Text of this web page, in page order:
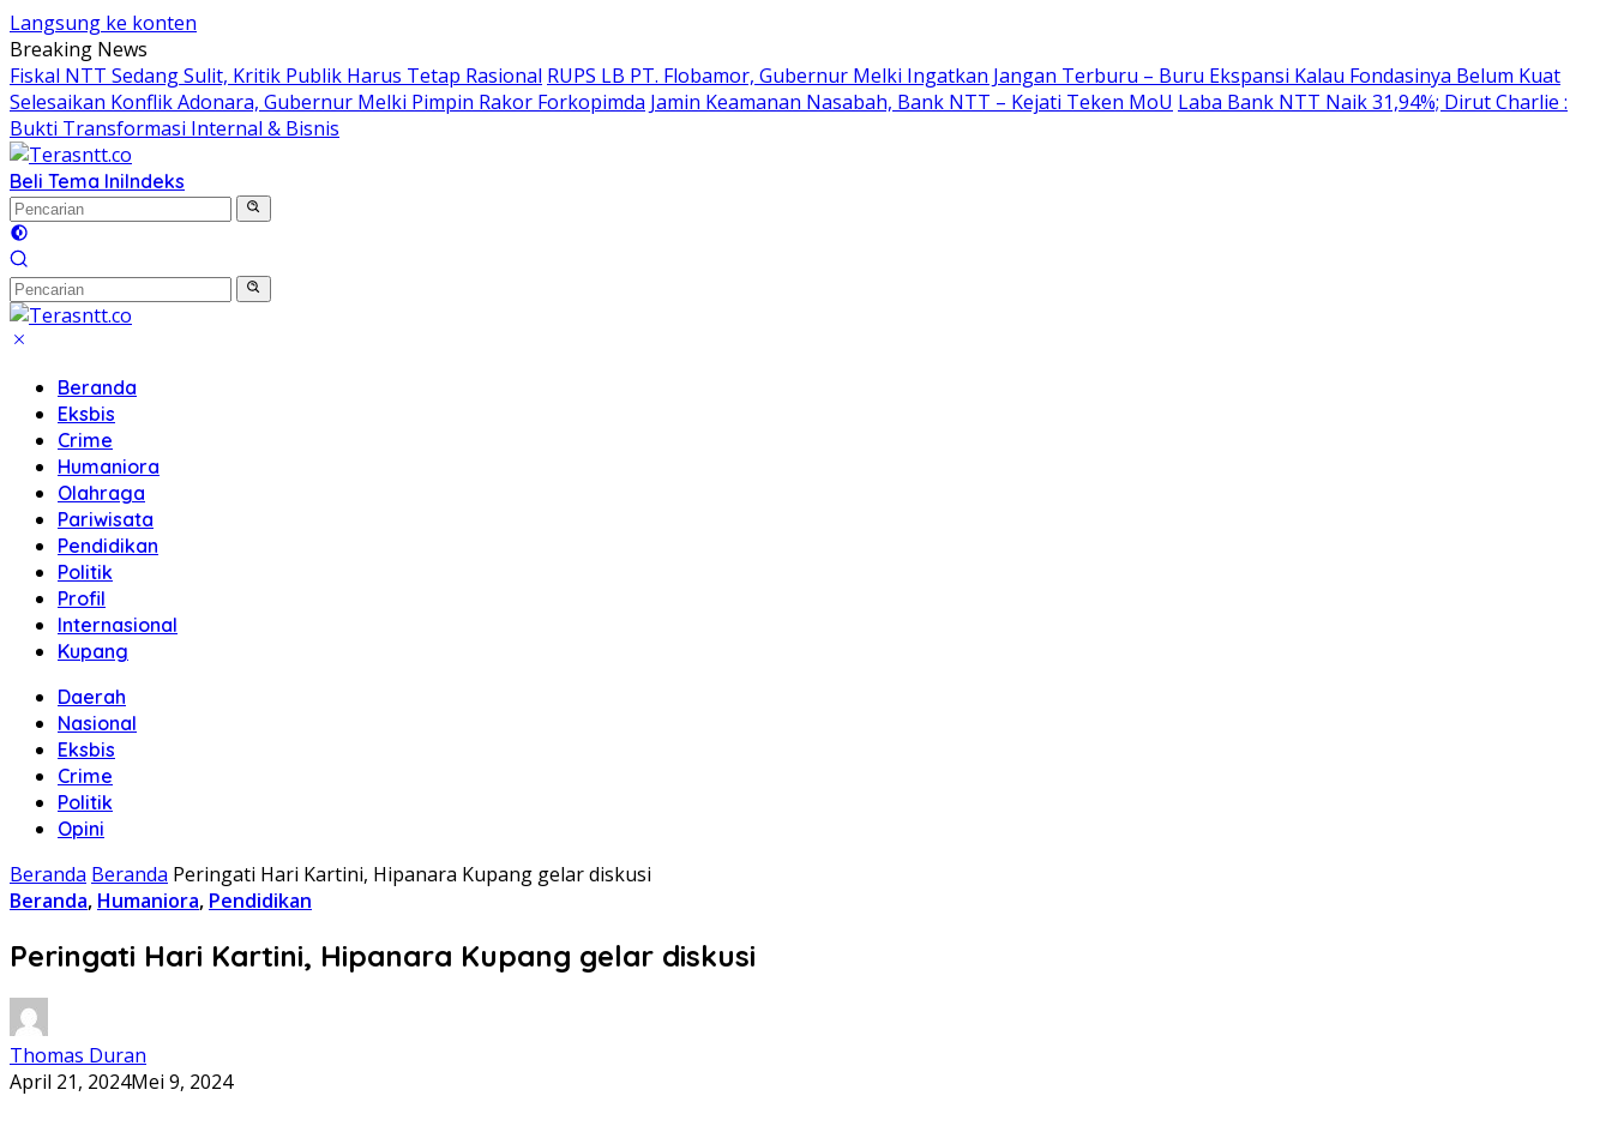
Langsung ke konten
Breaking News
Fiskal NTT Sedang Sulit, Kritik Publik Harus Tetap Rasional RUPS LB PT. Flobamor, Gubernur Melki Ingatkan Jangan Terburu – Buru Ekspansi Kalau Fondasinya Belum Kuat
Selesaikan Konflik Adonara, Gubernur Melki Pimpin Rakor Forkopimda Jamin Keamanan Nasabah, Bank NTT – Kejati Teken MoU Laba Bank NTT Naik 31,94%; Dirut Charlie :
Bukti Transformasi Internal & Bisnis
Beli Tema IniIndeks
Beranda
Eksbis
Crime
Humaniora
Olahraga
Pariwisata
Pendidikan
Politik
Profil
Internasional
Kupang
Daerah
Nasional
Eksbis
Crime
Politik
Opini
Beranda Beranda Peringati Hari Kartini, Hipanara Kupang gelar diskusi
Beranda, Humaniora, Pendidikan
Peringati Hari Kartini, Hipanara Kupang gelar diskusi
Thomas Duran
April 21, 2024Mei 9, 2024